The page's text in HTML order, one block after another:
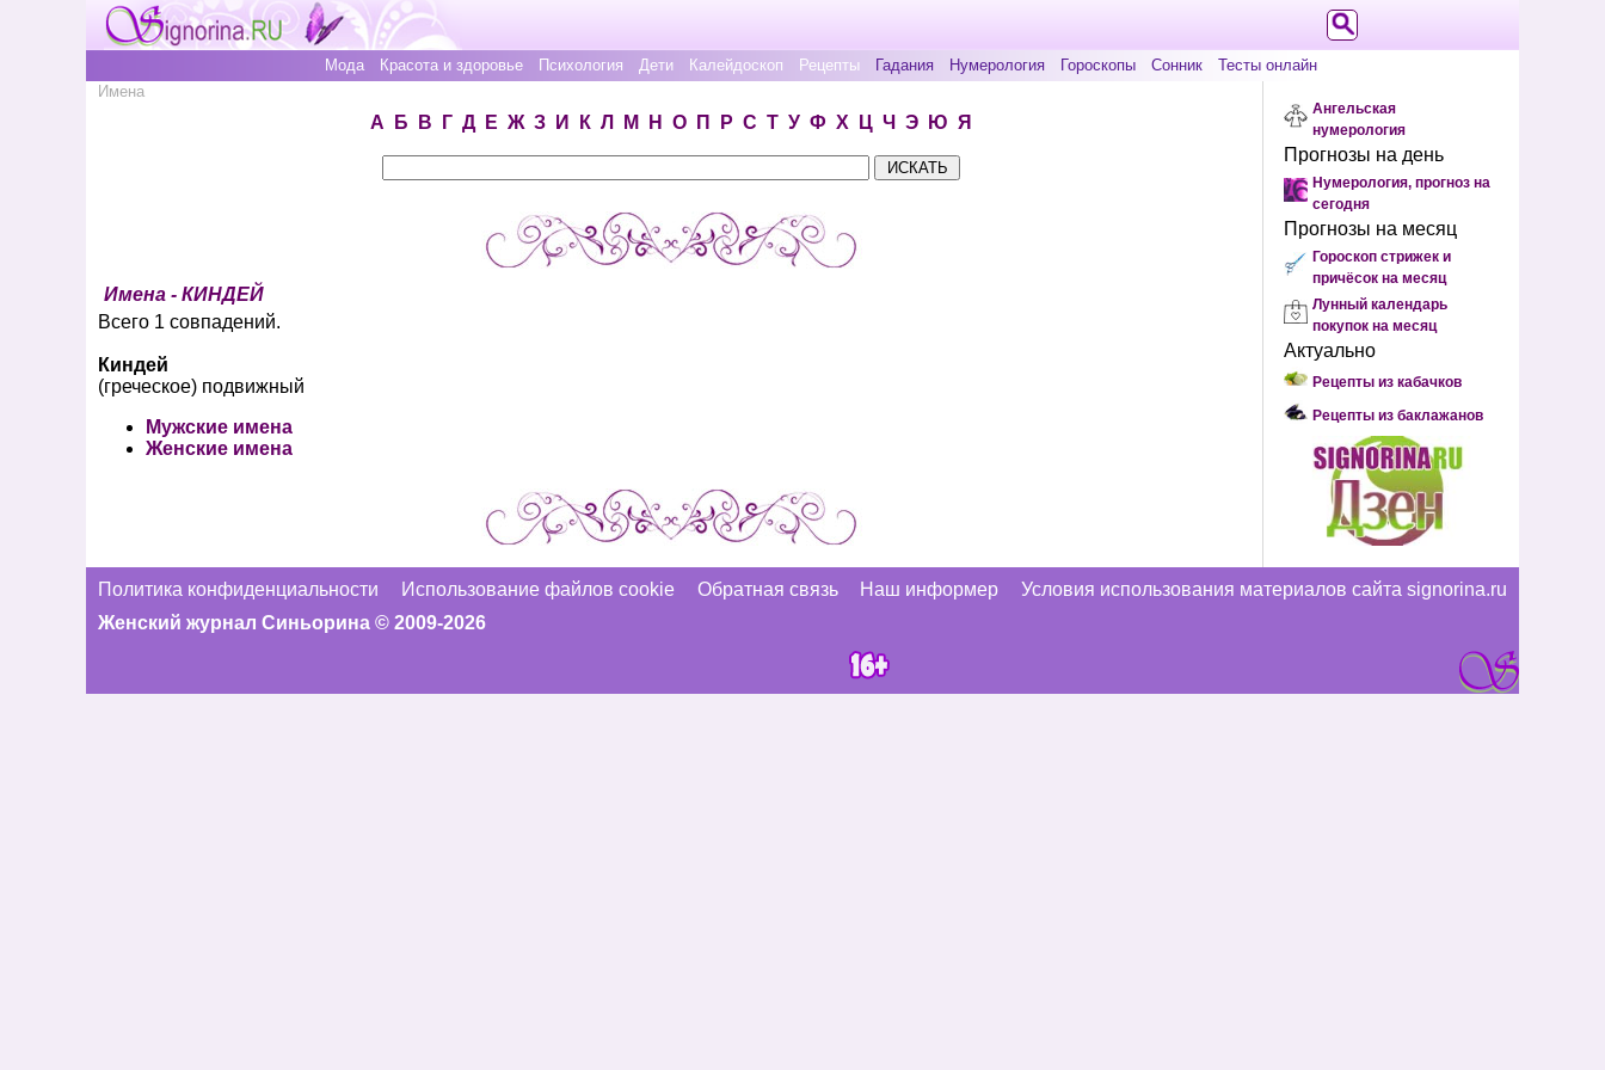
Мода Красота и здоровье Психология Дети Калейдоскоп Рецепты Гадания Нумерология Гороскопы Сонник
Тесты онлайн
Имена
А Б В Г Д Е Ж З И К Л М Н О П Р С Т У Ф Х Ц Ч Э Ю Я
Имена - КИНДЕЙ
Всего 1 совпадений.
Киндей
(греческое) подвижный
Мужские имена
Женские имена
Ангельская
нумерология
Прогнозы на день
Нумерология, прогноз на
сегодня
Прогнозы на месяц
Гороскоп стрижек и
причёсок на месяц
Лунный календарь
покупок на месяц
Актуально
Рецепты из кабачков
Рецепты из баклажанов
Политика конфиденциальности Использование файлов cookie Обратная связь Наш информер
Условия использования материалов сайта signorina.ru
Женский журнал Синьорина © 2009-2026